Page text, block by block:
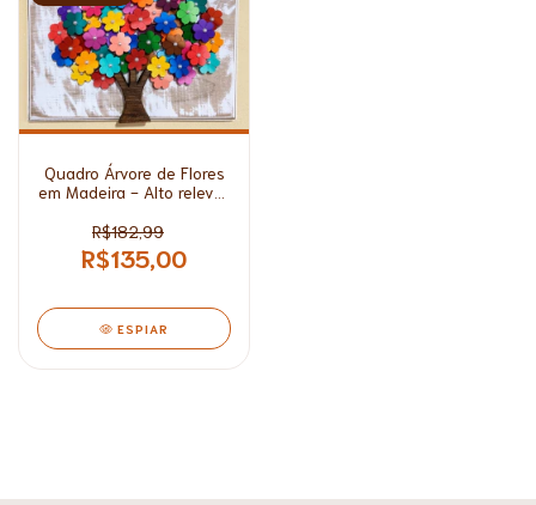
Quadro Árvore de Flores
em Madeira - Alto relevo/
R$182,99
R$135,00
ESPIAR